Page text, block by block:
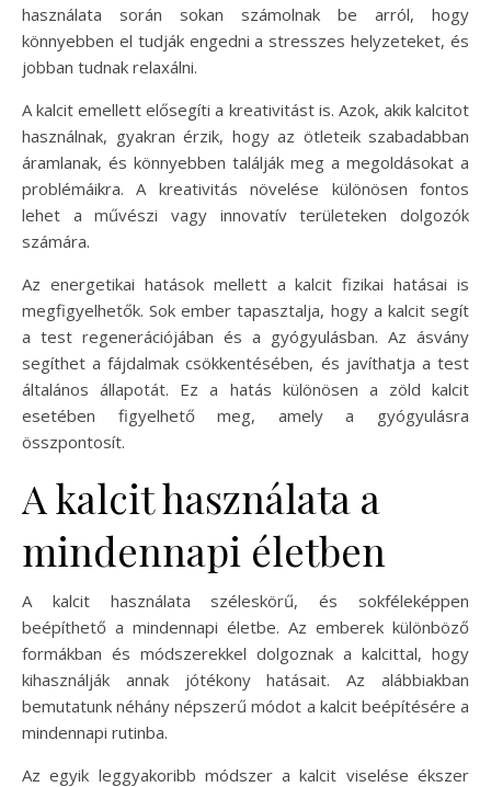
használata során sokan számolnak be arról, hogy
könnyebben el tudják engedni a stresszes helyzeteket, és
jobban tudnak relaxálni.
A kalcit emellett elősegíti a kreativitást is. Azok, akik kalcitot
használnak, gyakran érzik, hogy az ötleteik szabadabban
áramlanak, és könnyebben találják meg a megoldásokat a
problémáikra. A kreativitás növelése különösen fontos
lehet a művészi vagy innovatív területeken dolgozók
számára.
Az energetikai hatások mellett a kalcit fizikai hatásai is
megfigyelhetők. Sok ember tapasztalja, hogy a kalcit segít
a test regenerációjában és a gyógyulásban. Az ásvány
segíthet a fájdalmak csökkentésében, és javíthatja a test
általános állapotát. Ez a hatás különösen a zöld kalcit
esetében figyelhető meg, amely a gyógyulásra
összpontosít.
A kalcit használata a
mindennapi életben
A kalcit használata széleskörű, és sokféleképpen
beépíthető a mindennapi életbe. Az emberek különböző
formákban és módszerekkel dolgoznak a kalcittal, hogy
kihasználják annak jótékony hatásait. Az alábbiakban
bemutatunk néhány népszerű módot a kalcit beépítésére a
mindennapi rutinba.
Az egyik leggyakoribb módszer a kalcit viselése ékszer